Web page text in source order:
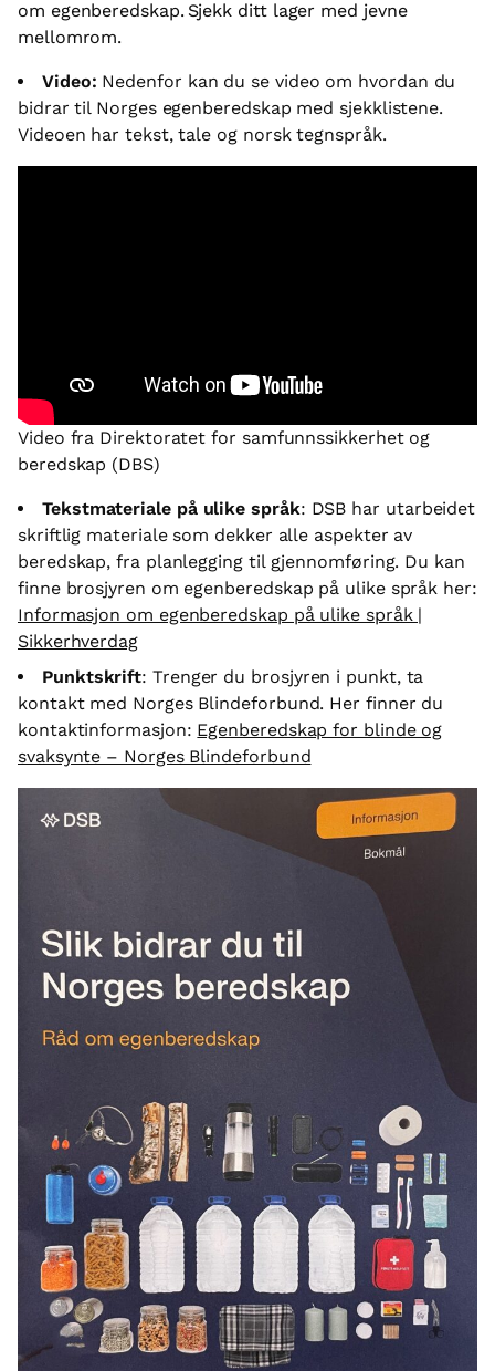
om egenberedskap. Sjekk ditt lager med jevne
mellomrom.
Video: Nedenfor kan du se video om hvordan du
bidrar til Norges egenberedskap med sjekklistene.
Videoen har tekst, tale og norsk tegnspråk.
Video fra Direktoratet for samfunnssikkerhet og
beredskap (DBS)
Tekstmateriale på ulike språk: DSB har utarbeidet
skriftlig materiale som dekker alle aspekter av
beredskap, fra planlegging til gjennomføring. Du kan
finne brosjyren om egenberedskap på ulike språk her:
Informasjon om egenberedskap på ulike språk |
Sikkerhverdag
Punktskrift: Trenger du brosjyren i punkt, ta
kontakt med Norges Blindeforbund. Her finner du
kontaktinformasjon: Egenberedskap for blinde og
svaksynte – Norges Blindeforbund